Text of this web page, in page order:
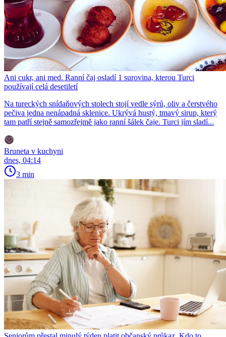
Ani cukr, ani med. Ranní čaj osladí 1 surovina, kterou Turci
používají celá desetiletí
Na tureckých snídaňových stolech stojí vedle sýrů, oliv a čerstvého
pečiva jedna nenápadná sklenice. Ukrývá hustý, tmavý sirup, který
tam patří stejně samozřejmě jako ranní šálek čaje. Turci jím sladí...
Bruneta v kuchyni
dnes, 04:14
3 min